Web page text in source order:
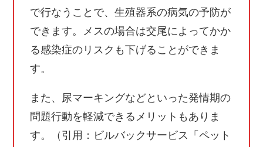
で行なうことで、生殖器系の病気の予防が
できます。メスの場合は交尾によってかか
る感染症のリスクも下げることができま
す。
また、尿マーキングなどといった発情期の
問題行動を軽減できるメリットもありま
す。（引用：ビルバックサービス「ペット